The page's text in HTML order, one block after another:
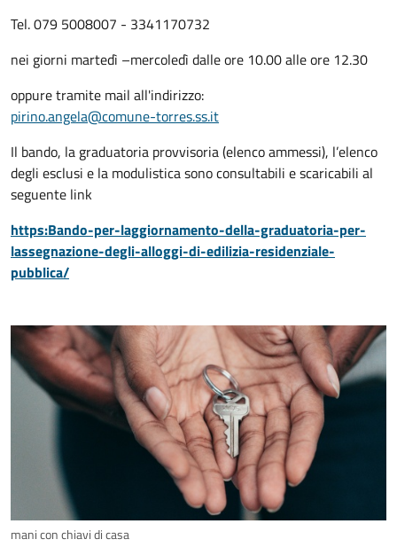
Tel. 079 5008007 - 3341170732
nei giorni martedì –mercoledì dalle ore 10.00 alle ore 12.30
oppure tramite mail all'indirizzo:
pirino.angela@comune-torres.ss.it
Il bando, la graduatoria provvisoria (elenco ammessi), l’elenco
degli esclusi e la modulistica sono consultabili e scaricabili al
seguente link
https:Bando-per-laggiornamento-della-graduatoria-per-
lassegnazione-degli-alloggi-di-edilizia-residenziale-
pubblica/
mani con chiavi di casa